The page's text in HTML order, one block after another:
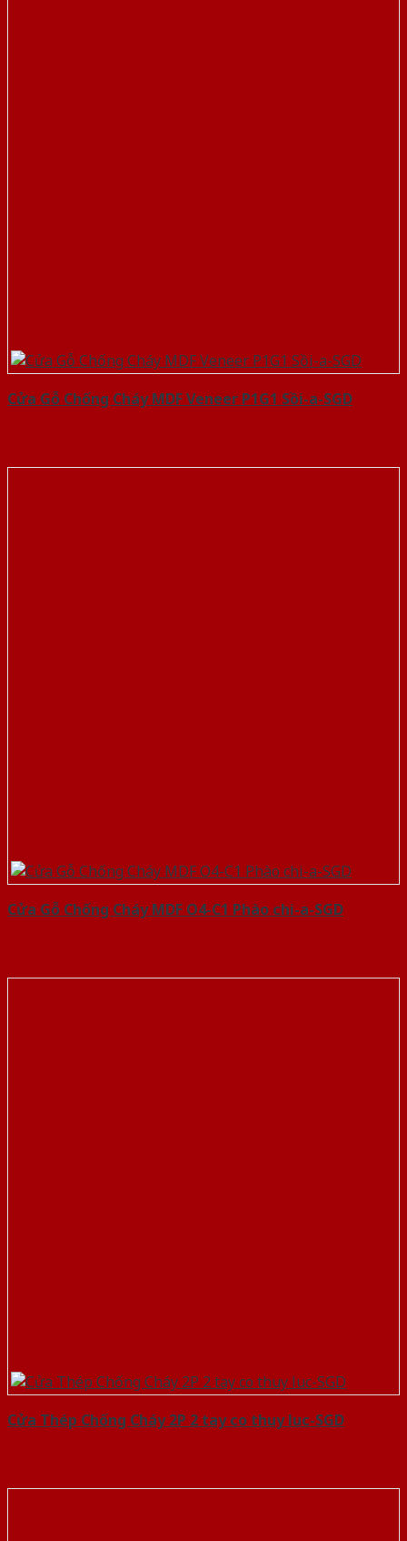
Cửa Gỗ Chống Cháy MDF Veneer P1G1 Sồi-a-SGD
Cửa Gỗ Chống Cháy MDF O4-C1 Phào chi-a-SGD
Cửa Thép Chống Cháy 2P 2 tay co thuy luc-SGD